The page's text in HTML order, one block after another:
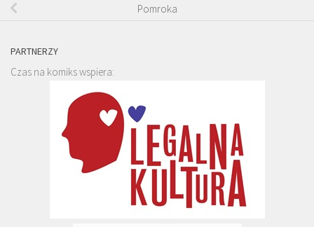
Pomroka
PARTNERZY
Czas na komiks wspiera: